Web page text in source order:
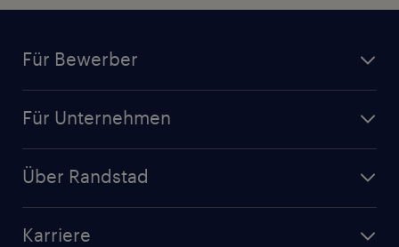
Für Bewerber
Für Unternehmen
Über Randstad
Karriere